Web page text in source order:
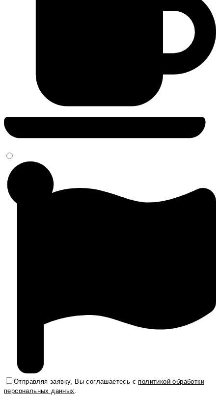
Отправляя заявку, Вы соглашаетесь сполитикой обработки
персональных данных